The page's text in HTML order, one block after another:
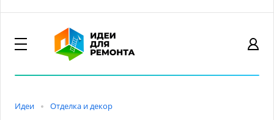
Идеи Отделка и декор